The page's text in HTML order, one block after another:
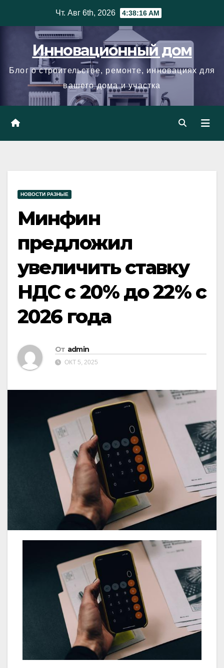
Чт. Авг 6th, 2026 4:38:17 AM
Инновационный дом
Блог о строительстве, ремонте, инновациях для
вашего дома и участка
НОВОСТИ РАЗНЫЕ
Минфин
предложил
увеличить ставку
НДС с 20% до 22% с
2026 года
От admin
ОКТ 5, 2025